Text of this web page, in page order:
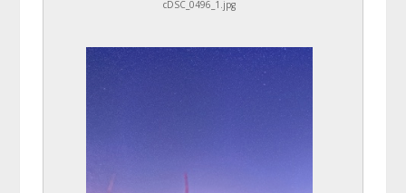
cDSC_0496_1.jpg